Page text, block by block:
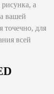
а
вашей
точечно, для
всей